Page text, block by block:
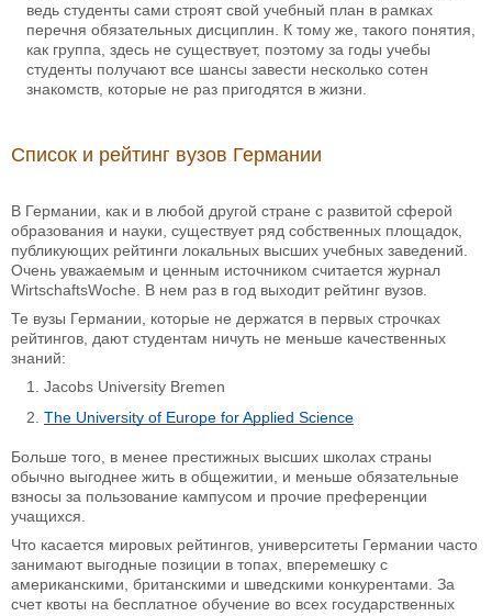
ведь студенты сами строят свой учебный план в рамках
перечня обязательных дисциплин. К тому же, такого понятия,
как группа, здесь не существует, поэтому за годы учебы
студенты получают все шансы завести несколько сотен
знакомств, которые не раз пригодятся в жизни.
Список и рейтинг вузов Германии
В Германии, как и в любой другой стране с развитой сферой
образования и науки, существует ряд собственных площадок,
публикующих рейтинги локальных высших учебных заведений.
Очень уважаемым и ценным источником считается журнал
WirtschaftsWoche. В нем раз в год выходит рейтинг вузов.
Те вузы Германии, которые не держатся в первых строчках
рейтингов, дают студентам ничуть не меньше качественных
знаний:
Jacobs University Bremen
The University of Europe for Applied Science
Больше того, в менее престижных высших школах страны
обычно выгоднее жить в общежитии, и меньше обязательные
взносы за пользование кампусом и прочие преференции
учащихся.
Что касается мировых рейтингов, университеты Германии часто
занимают выгодные позиции в топах, вперемешку с
американскими, британскими и шведскими конкурентами. За
счет квоты на бесплатное обучение во всех государственных